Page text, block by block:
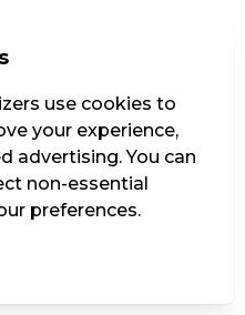
use cookies to
your experience,
advertising. You can
non-essential
preferences.